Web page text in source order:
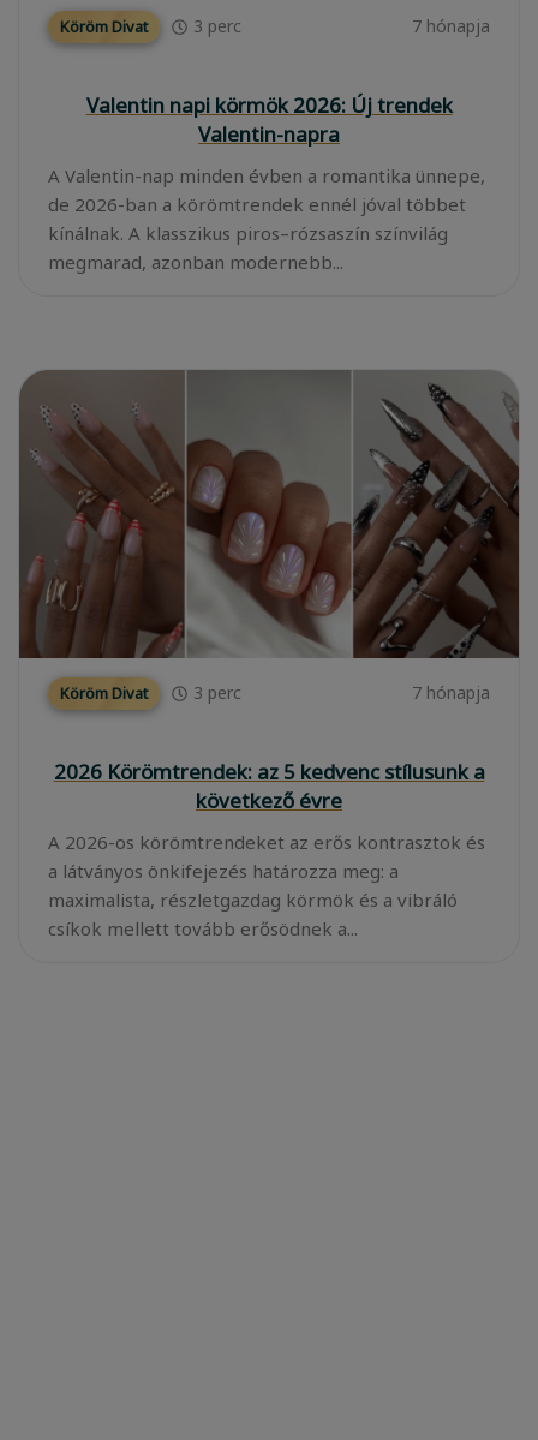
Köröm Divat 3 perc 7 hónapja
Valentin napi körmök 2026: Új trendek
Valentin-napra
A Valentin-nap minden évben a romantika ünnepe,
de 2026-ban a körömtrendek ennél jóval többet
kínálnak. A klasszikus piros–rózsaszín színvilág
megmarad, azonban modernebb...
Köröm Divat 3 perc 7 hónapja
2026 Körömtrendek: az 5 kedvenc stílusunk a
következő évre
A 2026-os körömtrendeket az erős kontrasztok és
a látványos önkifejezés határozza meg: a
maximalista, részletgazdag körmök és a vibráló
csíkok mellett tovább erősödnek a...